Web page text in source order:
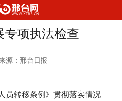
专项执法检查
源：邢台日报
员转移条例》贯彻落实情况